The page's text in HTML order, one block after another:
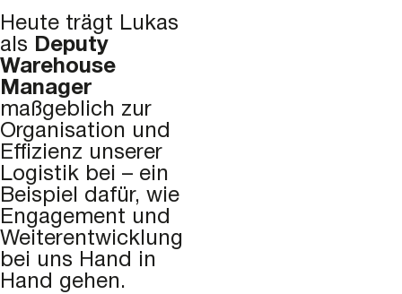
Heute trägt Lukas
als Deputy
Warehouse
Manager
maßgeblich zur
Organisation und
Effizienz unserer
Logistik bei – ein
Beispiel dafür, wie
Engagement und
Weiterentwicklung
bei uns Hand in
Hand gehen.